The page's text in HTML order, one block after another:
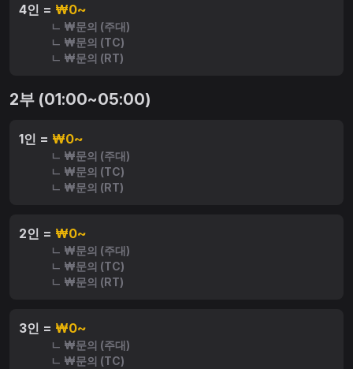
4인 = ₩0~
ㄴ ₩문의 (주대)
ㄴ ₩문의 (TC)
ㄴ ₩문의 (RT)
2부 (01:00~05:00)
1인 = ₩0~
ㄴ ₩문의 (주대)
ㄴ ₩문의 (TC)
ㄴ ₩문의 (RT)
2인 = ₩0~
ㄴ ₩문의 (주대)
ㄴ ₩문의 (TC)
ㄴ ₩문의 (RT)
3인 = ₩0~
ㄴ ₩문의 (주대)
ㄴ ₩문의 (TC)